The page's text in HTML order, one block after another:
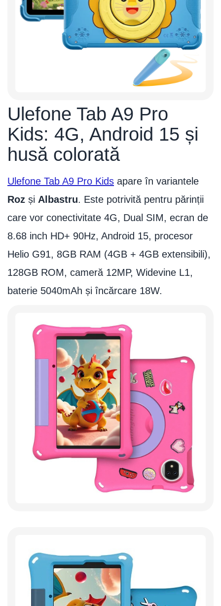
Ulefone Tab A9 Pro
Kids: 4G, Android 15 și
husă colorată
Ulefone Tab A9 Pro Kids apare în variantele
Roz și Albastru. Este potrivită pentru părinții
care vor conectivitate 4G, Dual SIM, ecran de
8.68 inch HD+ 90Hz, Android 15, procesor
Helio G91, 8GB RAM (4GB + 4GB extensibili),
128GB ROM, cameră 12MP, Widevine L1,
baterie 5040mAh și încărcare 18W.